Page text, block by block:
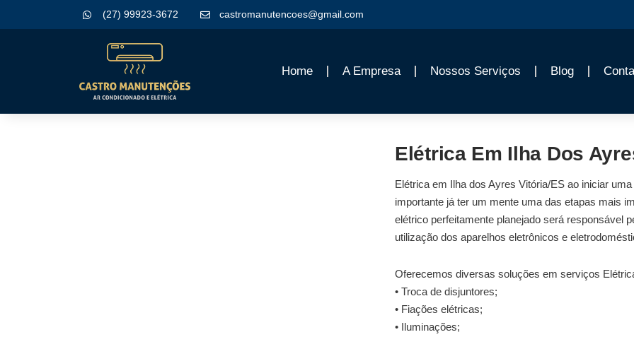
(27) 99923-3672 castromanutencoes@gmail.com
Home A Empresa Nossos Serviços Blog
Elétrica Em Ilha Dos
Elétrica em Ilha dos Ayres Vitória/ES ao iniciar
importante já ter um mente uma das etapas mais
elétrico perfeitamente planejado será responsável
utilização dos aparelhos eletrônicos e
Oferecemos diversas soluções em serviços
• Troca de disjuntores;
• Fiações elétricas;
• Iluminações;